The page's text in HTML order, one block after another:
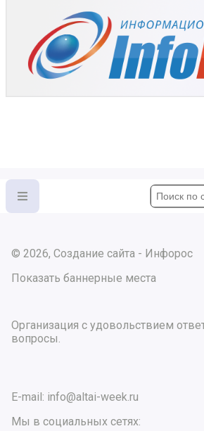
© 2026, Создание сайта - Инфорос
Показать баннерные места
Организация с удовольствием
вопросы.
E-mail: info@altai-week.ru
Мы в социальных сетях: